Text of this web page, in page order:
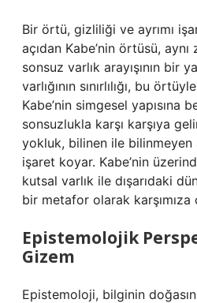
Bir örtü, gizliliği ve ayrımı
açıdan Kabe’nin örtüsü, aynı
sonsuz varlık arayışının bir
varlığının sınırlılığı, bu
Kabe’nin simgesel yapısına
sonsuzlukla karşı karşıya
yokluk, bilinen ile bilinmeyen
işaret koyar. Kabe’nin
kutsal varlık ile dışarıdaki
bir metafor olarak karşımıza
Epistemolojik
Gizem
Epistemoloji, bilginin doğasını